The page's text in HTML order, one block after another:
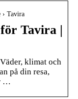
› Tavira
Tavira |
klimat och
på din resa,
…